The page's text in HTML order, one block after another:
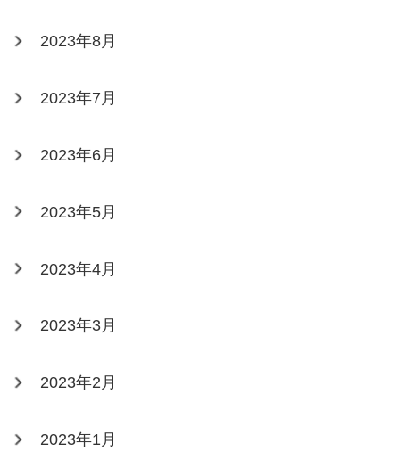
2023年8月
2023年7月
2023年6月
2023年5月
2023年4月
2023年3月
2023年2月
2023年1月